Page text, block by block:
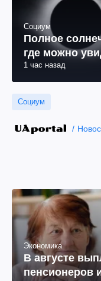
Социум
Полное
где можно
1 час назад
Социум
Экономика
В августе
пенсионеров